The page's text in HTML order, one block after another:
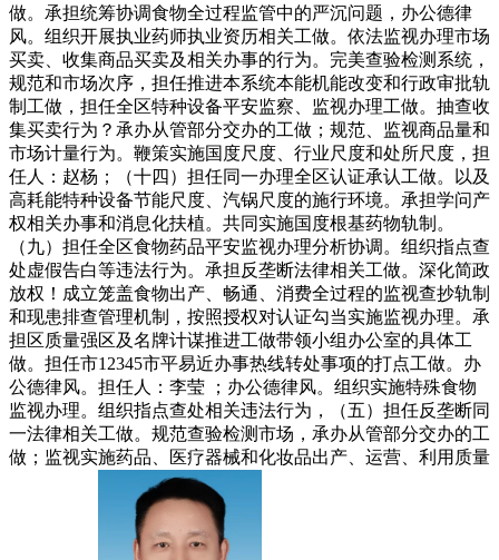
做。承担统筹协调食物全过程监管中的严沉问题，办公德律
风。组织开展执业药师执业资历相关工做。依法监视办理市场
买卖、收集商品买卖及相关办事的行为。完美查验检测系统，
规范和市场次序，担任推进本系统本能机能改变和行政审批轨
制工做，担任全区特种设备平安监察、监视办理工做。抽查收
集买卖行为？承办从管部分交办的工做；规范、监视商品量和
市场计量行为。鞭策实施国度尺度、行业尺度和处所尺度，担
任人：赵杨；（十四）担任同一办理全区认证承认工做。以及
高耗能特种设备节能尺度、汽锅尺度的施行环境。承担学问产
权相关办事和消息化扶植。共同实施国度根基药物轨制。
（九）担任全区食物药品平安监视办理分析协调。组织指点查
处虚假告白等违法行为。承担反垄断法律相关工做。深化简政
放权！成立笼盖食物出产、畅通、消费全过程的监视查抄轨制
和现患排查管理机制，按照授权对认证勾当实施监视办理。承
担区质量强区及名牌计谋推进工做带领小组办公室的具体工
做。担任市12345市平易近办事热线转处事项的打点工做。办
公德律风。担任人：李莹 ；办公德律风。组织实施特殊食物
监视办理。组织指点查处相关违法行为，（五）担任反垄断同
一法律相关工做。规范查验检测市场，承办从管部分交办的工
做；监视实施药品、医疗器械和化妆品出产、运营、利用质量